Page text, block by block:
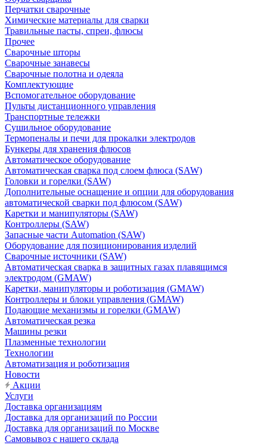
Перчатки сварочные
Химические материалы для сварки
Травильные пасты, спреи, флюсы
Прочее
Сварочные шторы
Сварочные занавесы
Сварочные полотна и одеяла
Комплектующие
Вспомогательное оборудование
Пульты дистанционного управления
Транспортные тележки
Сушильное оборудование
Термопеналы и печи для прокалки электродов
Бункеры для хранения флюсов
Автоматическое оборудование
Автоматическая сварка под слоем флюса (SAW)
Головки и горелки (SAW)
Дополнительные оснащение и опции для оборудования
автоматической сварки под флюсом (SAW)
Каретки и манипуляторы (SAW)
Контроллеры (SAW)
Запасные части Automation (SAW)
Оборудование для позиционирования изделий
Сварочные источники (SAW)
Автоматическая сварка в защитных газах плавящимся
электродом (GMAW)
Каретки, манипуляторы и роботизация (GMAW)
Контроллеры и блоки управления (GMAW)
Подающие механизмы и горелки (GMAW)
Автоматическая резка
Машины резки
Плазменные технологии
Технологии
Автоматизация и роботизация
Новости
Акции
Услуги
Доставка организациям
Доставка для организаций по России
Доставка для организаций по Москве
Самовывоз с нашего склада